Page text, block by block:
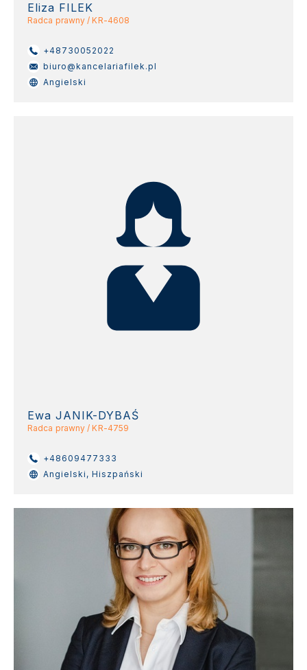
Eliza FILEK
Radca prawny / KR-4608
+48730052022
biuro@kancelariafilek.pl
Angielski
Ewa JANIK-DYBAŚ
Radca prawny / KR-4759
+48609477333
Angielski, Hiszpański